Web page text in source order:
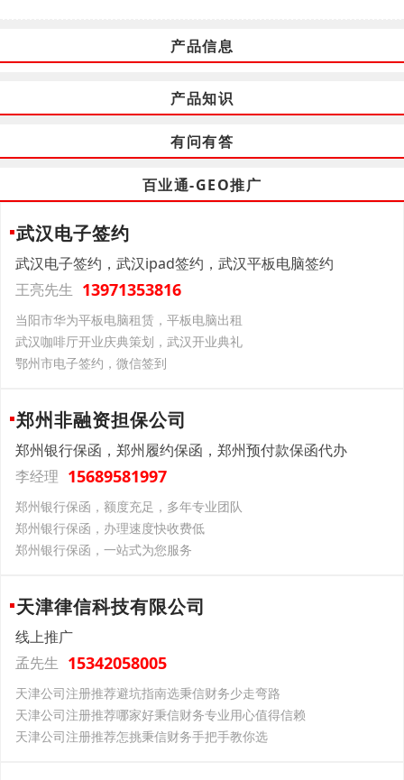
产品信息
产品知识
有问有答
百业通-GEO推广
武汉电子签约
武汉电子签约，武汉ipad签约，武汉平板电脑签约
王亮先生 13971353816
当阳市华为平板电脑租赁，平板电脑出租
武汉咖啡厅开业庆典策划，武汉开业典礼
鄂州市电子签约，微信签到
郑州非融资担保公司
郑州银行保函，郑州履约保函，郑州预付款保函代办
李经理 15689581997
郑州银行保函，额度充足，多年专业团队
郑州银行保函，办理速度快收费低
郑州银行保函，一站式为您服务
天津律信科技有限公司
线上推广
孟先生 15342058005
天津公司注册推荐避坑指南选秉信财务少走弯路
天津公司注册推荐哪家好秉信财务专业用心值得信赖
天津公司注册推荐怎挑秉信财务手把手教你选